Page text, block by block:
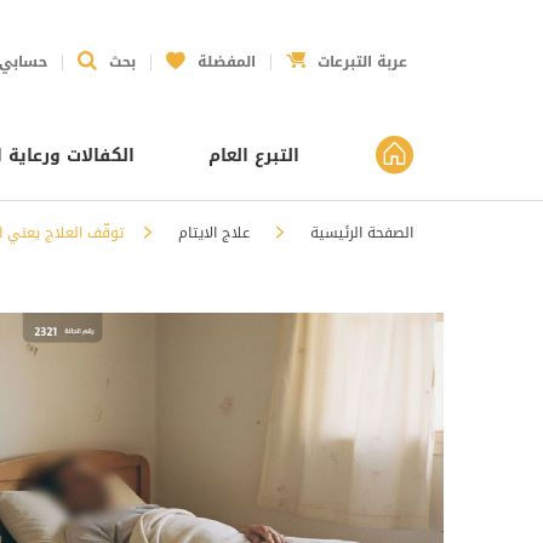
حسابي بحث المفضلة عربة التبرعات
التبرع العام الكفالات ورعاية
الصفحة الرئيسية علاج الايتام توقّف العلاج يعني